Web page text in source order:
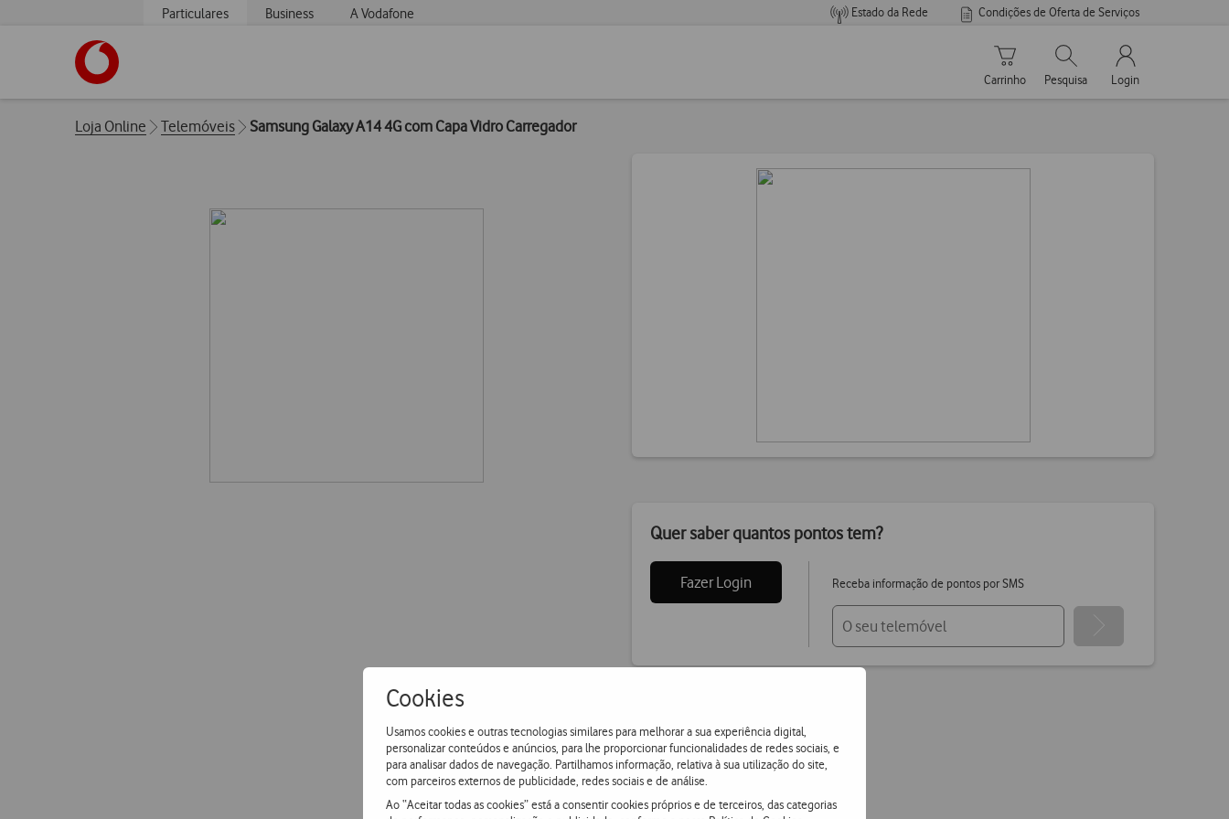
Cookies
Usamos cookies e outras tecnologias similares para melhorar a sua experiência digital,
personalizar conteúdos e anúncios, para lhe proporcionar funcionalidades de redes sociais, e
para analisar dados de navegação. Partilhamos informação, relativa à sua utilização do site,
com parceiros externos de publicidade, redes sociais e de análise.
Ao “Aceitar todas as cookies” está a consentir cookies próprios e de terceiros, das categorias
Particulares Business A Vodafone Estado da Rede Condições de Oferta de Serviços
Carrinho de compras
Carrinho
Pesquisar
Pesquisa
My Vodafone
Login
Breadcrumbs
Loja Online Telemóveis Samsung Galaxy A14 4G com Capa Vidro Carregador
Quer saber quantos pontos tem?
Fazer Login Receba informação de pontos por SMS